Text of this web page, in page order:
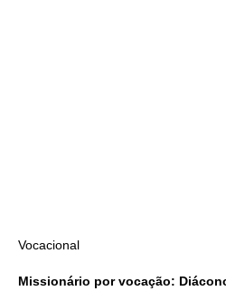
Vocacional
Missionário por vocação: